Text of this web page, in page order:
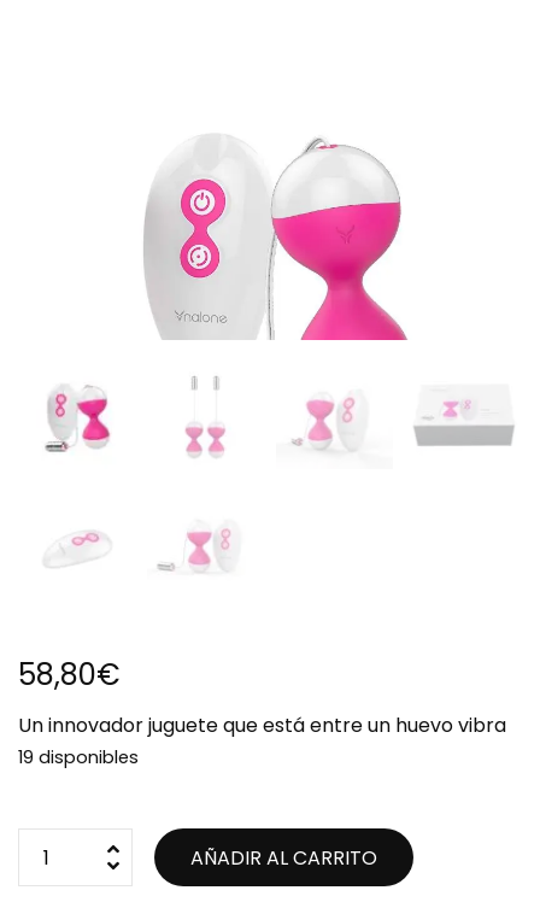
58,80€
Un innovador juguete que está entre un huevo vibra
19 disponibles
AÑADIR AL CARRITO